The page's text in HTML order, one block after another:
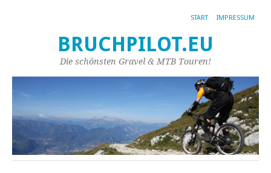
START IMPRESSUM
BRUCHPILOT.EU
Die schönsten Gravel & MTB Touren!